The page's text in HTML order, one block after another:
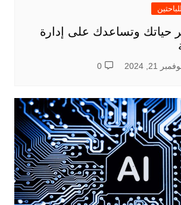
حياتك وتساعدك على إدارة
21, 2024
0